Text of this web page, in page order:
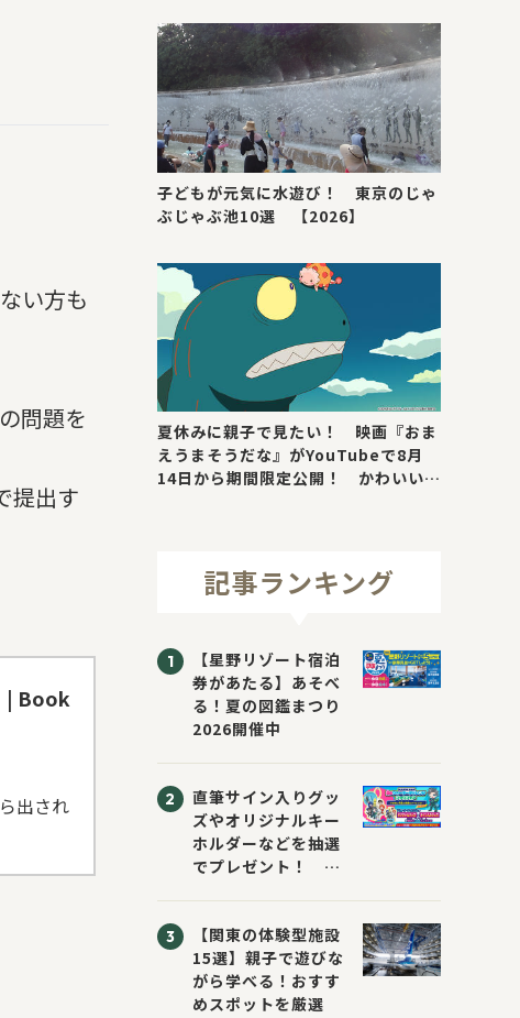
い方も
問題を
提出す
| Book
出され
子どもが元気に水遊び！ 東京のじゃ
ぶじゃぶ池10選 【2026】
夏休みに親子で見たい！ 映画『おま
えうまそうだな』がYouTubeで8月
14日から期間限定公開！ かわいい＆
記事ランキング
【星野リゾート宿泊
券があたる】あそべ
る！夏の図鑑まつり
2026開催中
直筆サイン入りグッ
ズやオリジナルキー
ホルダーなどを抽選
でプレゼント！
ジブックフェア2026
～すまない先生と読
書にチャレンジ！
～」が開催！
【関東の体験型施設
15選】親子で遊びな
がら学べる！おすす
めスポットを厳選